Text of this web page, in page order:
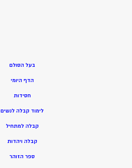
בעל הסולם
הדף היומי
חסידות
לימוד קבלה לנשים
קבלה למתחיל
קבלה ויהדות
ספר הזוהר